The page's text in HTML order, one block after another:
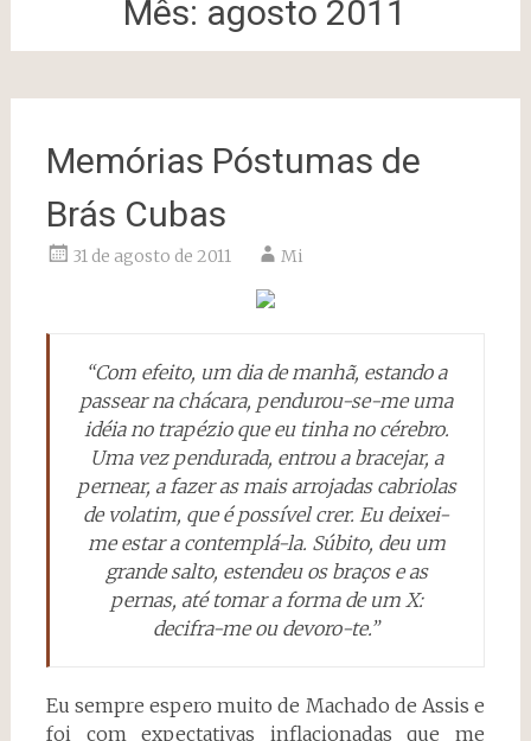
Mês: agosto 2011
Memórias Póstumas de
Brás Cubas
31 de agosto de 2011 Mi
“Com efeito, um dia de manhã, estando a
passear na chácara, pendurou-se-me uma
idéia no trapézio que eu tinha no cérebro.
Uma vez pendurada, entrou a bracejar, a
pernear, a fazer as mais arrojadas cabriolas
de volatim, que é possível crer. Eu deixei-
me estar a contemplá-la. Súbito, deu um
grande salto, estendeu os braços e as
pernas, até tomar a forma de um X:
decifra-me ou devoro-te.”
Eu sempre espero muito de Machado de Assis e
foi com expectativas inflacionadas que me